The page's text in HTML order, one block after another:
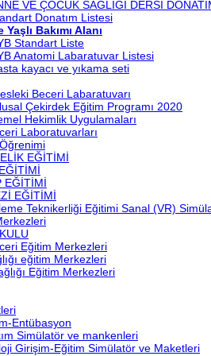
VE ÇOCUK SAĞLIĞI DERSİ
Donatım Listesi
Bakımı Alanı
Standart Liste
Anatomi Labaratuvar Listesi
kayacı ve yıkama seti
Beceri Labaratuvarı
Çekirdek Eğitim Programı 2020
Hekimlik Uygulamaları
Laboratuvarları
EĞİTİMİ
EĞİTİMİ
EĞİTİMİ
Teknikerliği Eğitimi Sanal (VR)
Eğitim Merkezleri
eğitim Merkezleri
Eğitim Merkezleri
Entübasyon
Simülatör ve mankenleri
Girişim-Eğitim Simülatör ve Maketleri